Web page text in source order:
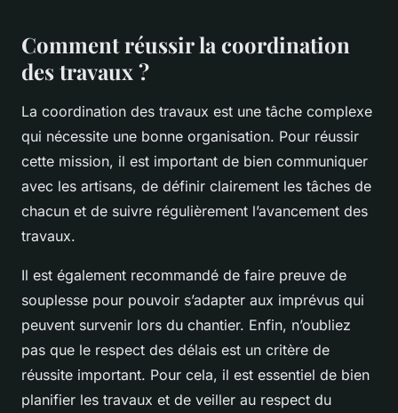
Comment réussir la coordination
des travaux ?
La coordination des travaux est une tâche complexe
qui nécessite une bonne organisation. Pour réussir
cette mission, il est important de bien communiquer
avec les artisans, de définir clairement les tâches de
chacun et de suivre régulièrement l’avancement des
travaux.
Il est également recommandé de faire preuve de
souplesse pour pouvoir s’adapter aux imprévus qui
peuvent survenir lors du chantier. Enfin, n’oubliez
pas que le respect des délais est un critère de
réussite important. Pour cela, il est essentiel de bien
planifier les travaux et de veiller au respect du